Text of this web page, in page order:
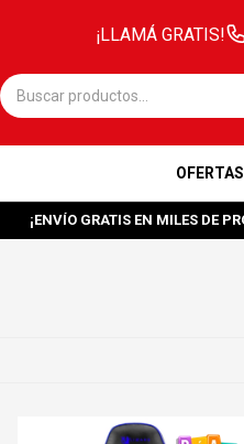
¡LLAMÁ GRATIS!
¡ENVÍO GRATIS EN MILES DE